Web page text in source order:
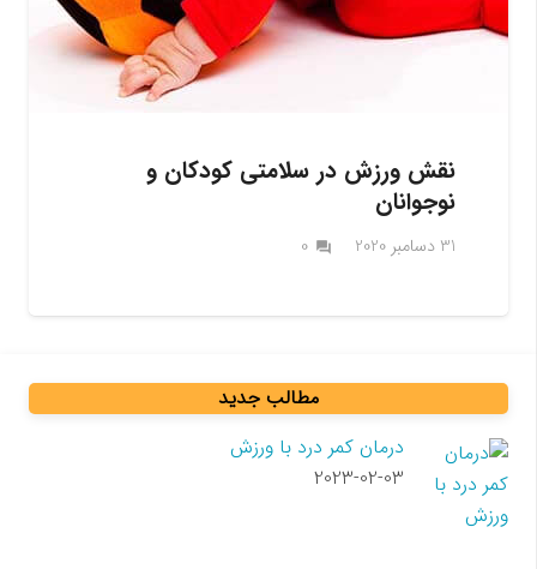
نقش ورزش در سلامتی کودکان و
نوجوانان
31 دسامبر 2020 question_answer
0
مطالب جدید
درمان کمر درد با ورزش
2023-02-03